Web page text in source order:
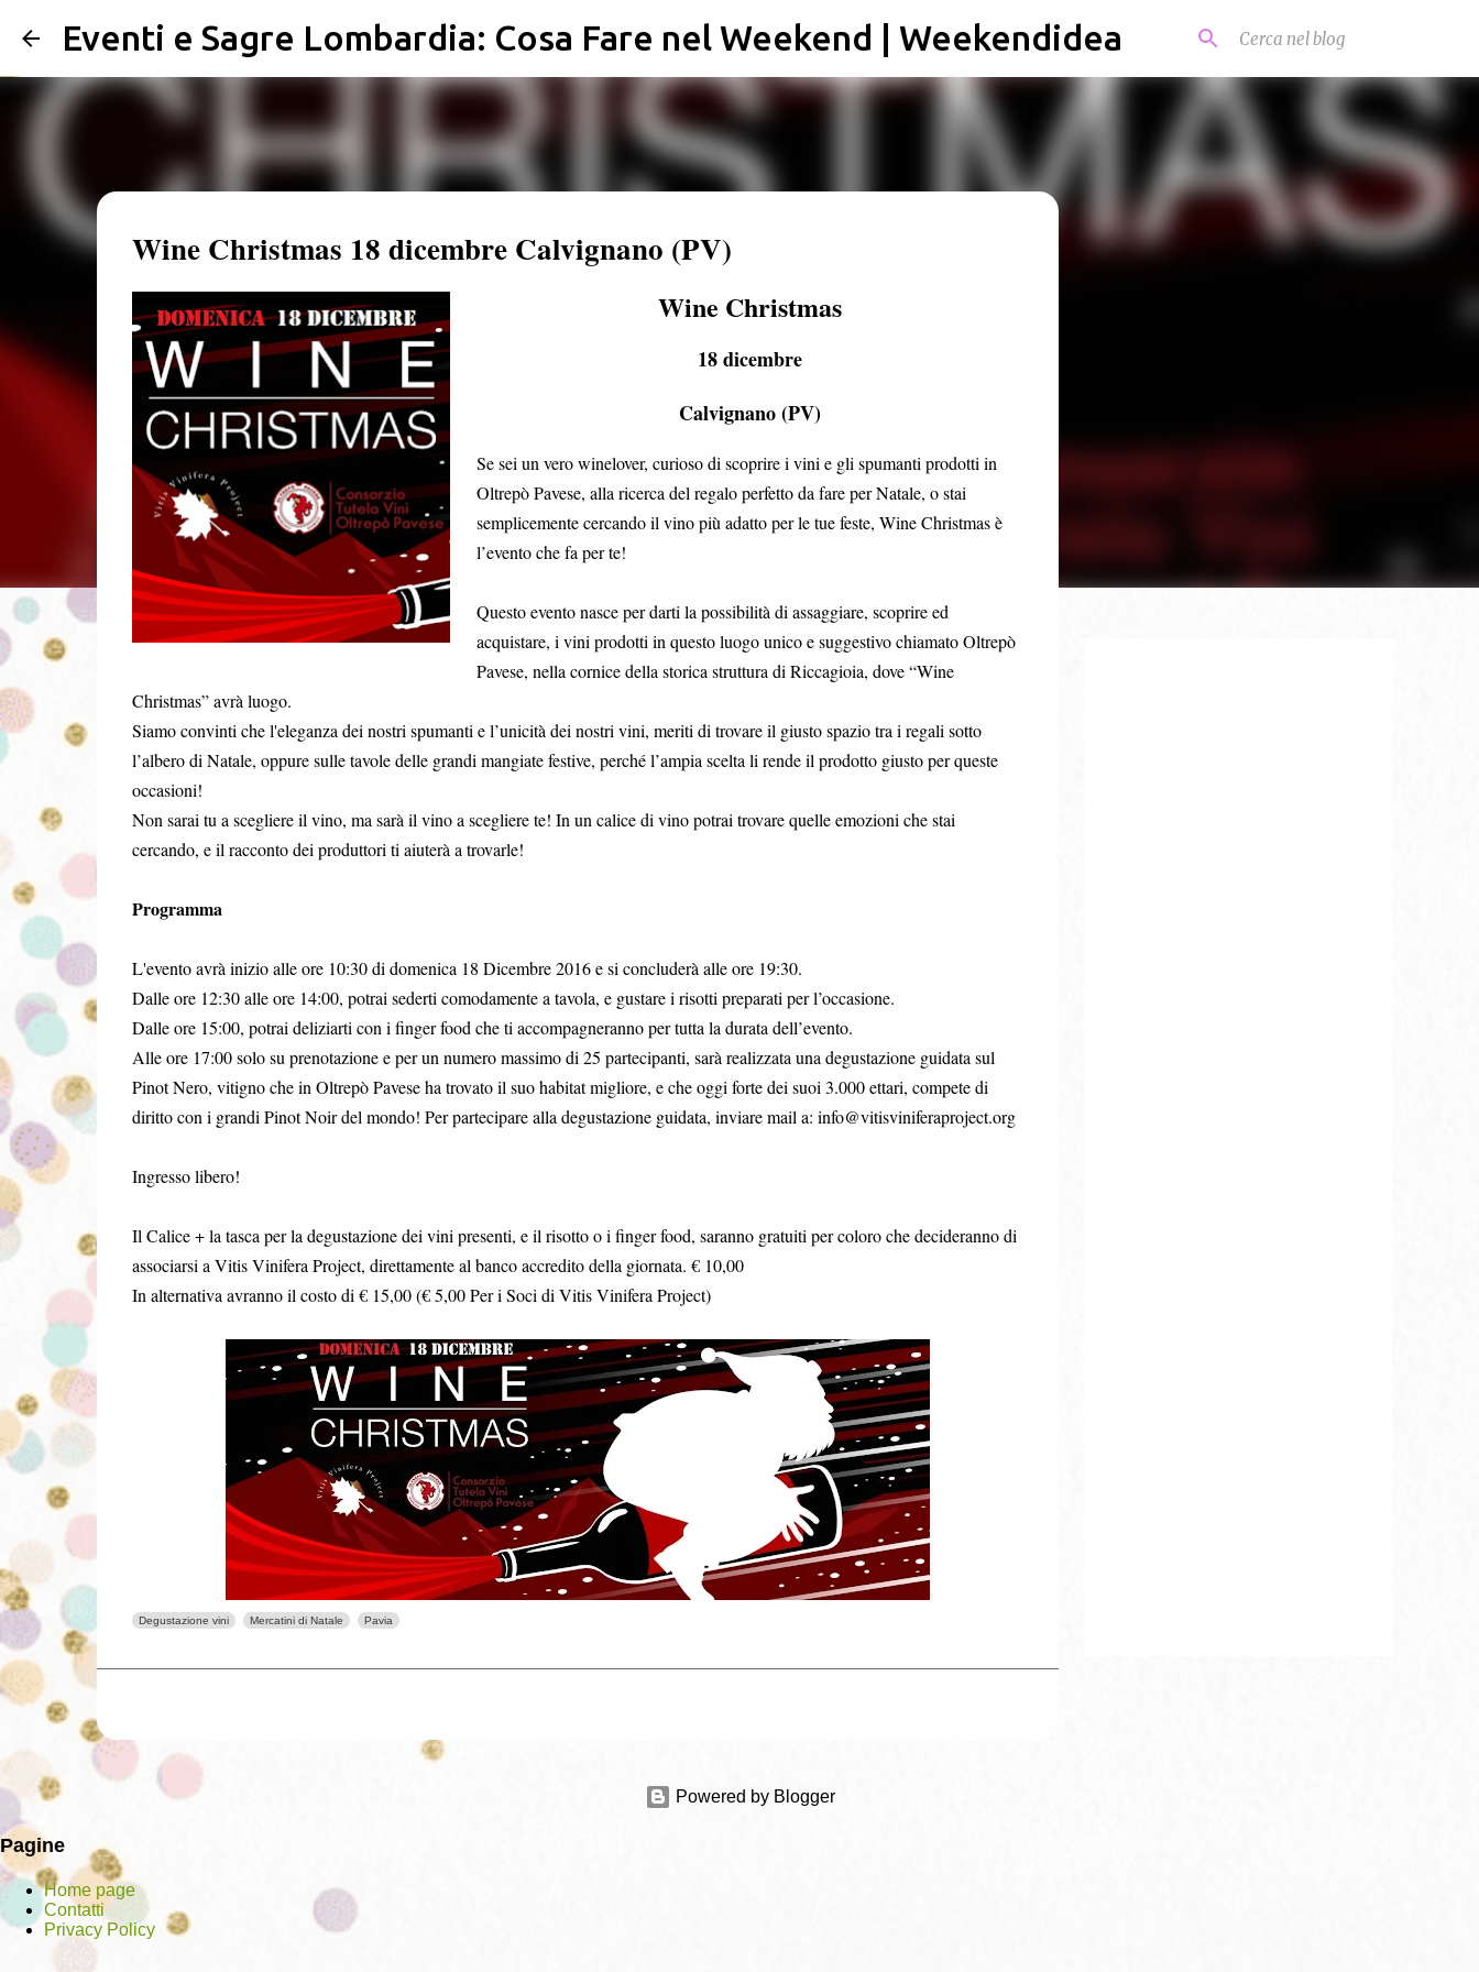
Passa ai contenuti principali
Eventi e Sagre Lombardia: Cosa Fare nel Weekend | Weekendidea
Wine Christmas 18 dicembre Calvignano (PV)
Wine Christmas
18 dicembre
Calvignano (PV)
Se sei un vero winelover, curioso di scoprire i vini e gli spumanti prodotti in
Oltrepò Pavese, alla ricerca del regalo perfetto da fare per Natale, o stai
semplicemente cercando il vino più adatto per le tue feste, Wine Christmas è
l’evento che fa per te!
Questo evento nasce per darti la possibilità di assaggiare, scoprire ed
acquistare, i vini prodotti in questo luogo unico e suggestivo chiamato Oltrepò
Pavese, nella cornice della storica struttura di Riccagioia, dove “Wine
Christmas” avrà luogo.
Siamo convinti che l'eleganza dei nostri spumanti e l’unicità dei nostri vini, meriti di trovare il giusto spazio tra i regali sotto
l’albero di Natale, oppure sulle tavole delle grandi mangiate festive, perché l’ampia scelta li rende il prodotto giusto per queste
occasioni!
Non sarai tu a scegliere il vino, ma sarà il vino a scegliere te! In un calice di vino potrai trovare quelle emozioni che stai
cercando, e il racconto dei produttori ti aiuterà a trovarle!
Programma
L'evento avrà inizio alle ore 10:30 di domenica 18 Dicembre 2016 e si concluderà alle ore 19:30.
Dalle ore 12:30 alle ore 14:00, potrai sederti comodamente a tavola, e gustare i risotti preparati per l’occasione.
Dalle ore 15:00, potrai deliziarti con i finger food che ti accompagneranno per tutta la durata dell’evento.
Alle ore 17:00 solo su prenotazione e per un numero massimo di 25 partecipanti, sarà realizzata una degustazione guidata sul
Pinot Nero, vitigno che in Oltrepò Pavese ha trovato il suo habitat migliore, e che oggi forte dei suoi 3.000 ettari, compete di
diritto con i grandi Pinot Noir del mondo! Per partecipare alla degustazione guidata, inviare mail a: info@vitisviniferaproject.org
Ingresso libero!
Il Calice + la tasca per la degustazione dei vini presenti, e il risotto o i finger food, saranno gratuiti per coloro che decideranno di
associarsi a Vitis Vinifera Project, direttamente al banco accredito della giornata. € 10,00
In alternativa avranno il costo di € 15,00 (€ 5,00 Per i Soci di Vitis Vinifera Project)
Degustazione vini Mercatini di Natale Pavia
Powered by Blogger
Pagine
Home page
Contatti
Privacy Policy